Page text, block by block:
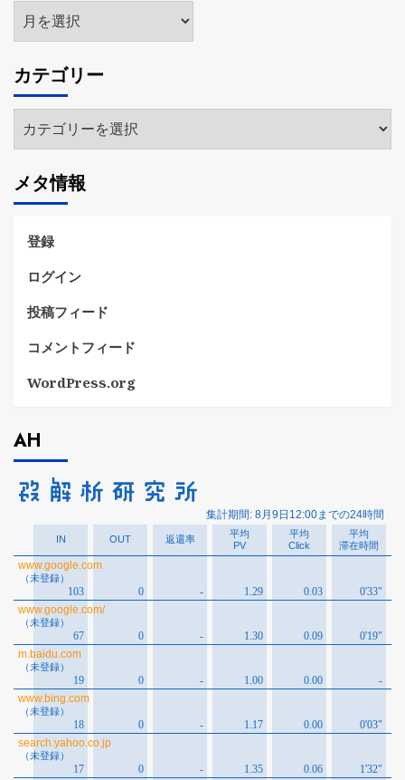
ア
ー
イ
ブ
カテゴリー
テ
リ
ー
メタ情報
登録
ログイン
投稿フィード
コメントフィード
WordPress.org
AH